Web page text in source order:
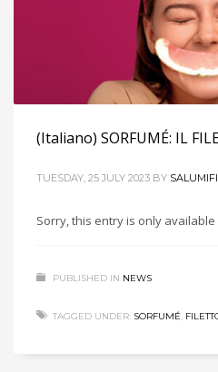
(Italiano) SORFUMÉ: IL
TUESDAY, 25 JULY 2023 BY
Sorry, this entry is only available
PUBLISHED IN NEWS
TAGGED UNDER: SORFUMÉ,